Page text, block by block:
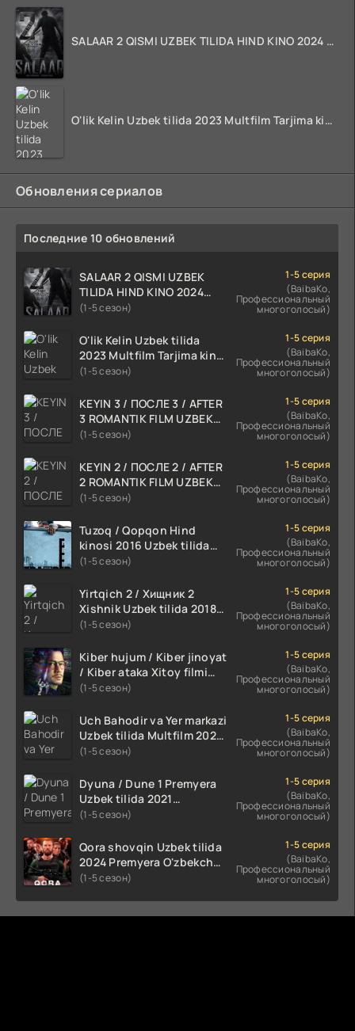
SALAAR 2 QISMI UZBEK TILIDA HIND KINO 2024 TARJIMA 720p HD Skachat
O'lik Kelin Uzbek tilida 2023 Multfilm Tarjima kino skachat
Обновления сериалов
Последние 10 обновлений
SALAAR 2 QISMI UZBEK
TILIDA HIND KINO 2024
TARJIMA 720p HD Skachat
(1-5 сезон)
1-5 серия
(BaibaKo,
Профессиональный
многоголосый)
O'lik Kelin Uzbek tilida
2023 Multfilm Tarjima kino
skachat
(1-5 сезон)
1-5 серия
(BaibaKo,
Профессиональный
многоголосый)
KEYIN 3 / ПОСЛЕ 3 / AFTER
3 ROMANTIK FILM UZBEK
TILIDA 2021 TARJIMA FILM
(1-5 сезон)
1-5 серия
(BaibaKo,
Профессиональный
многоголосый)
KEYIN 2 / ПОСЛЕ 2 / AFTER
2 ROMANTIK FILM UZBEK
TILIDA 2020 TARJIMA FILM
(1-5 сезон)
1-5 серия
(BaibaKo,
Профессиональный
многоголосый)
Tuzoq / Qopqon Hind
kinosi 2016 Uzbek tilida
tarjima film HD
(1-5 сезон)
1-5 серия
(BaibaKo,
Профессиональный
многоголосый)
Yirtqich 2 / Хищник 2
Xishnik Uzbek tilida 2018-
2024 O'zbekcha tarjima
(1-5 сезон)
1-5 серия
(BaibaKo,
Профессиональный
многоголосый)
Kiber hujum / Kiber jinoyat
/ Kiber ataka Xitoy filmi
Uzbek tilida O'zbekcha
HD skachat
(1-5 сезон)
1-5 серия
(BaibaKo,
Профессиональный
многоголосый)
Uch Bahodir va Yer markazi
Uzbek tilida Multfilm 2025
tarjima HD skachat
(1-5 сезон)
1-5 серия
(BaibaKo,
Профессиональный
многоголосый)
Dyuna / Dune 1 Premyera
Uzbek tilida 2021
O'zbekcha tarjima kino HD
(1-5 сезон)
1-5 серия
(BaibaKo,
Профессиональный
многоголосый)
Qora shovqin Uzbek tilida
2024 Premyera O'zbekcha
tarjima kino HD skachat
(1-5 сезон)
1-5 серия
(BaibaKo,
Профессиональный
многоголосый)